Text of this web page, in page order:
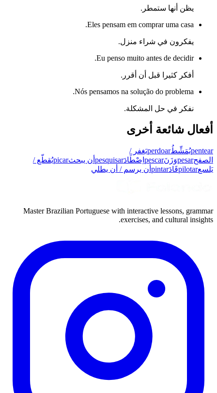
يظن أنها ستمطر.
Eles pensam em comprar uma casa.
يفكرون في شراء منزل.
Eu penso muito antes de decidir.
أفكر كثيرا قبل أن أقرر.
Nós pensamos na solução do problema.
نفكر في حل المشكلة.
أفعال شائعة أخرى
pentearيُمَشِّطُperdoarيَغفر /
الصفحpesarوَزَنَpescar اِصْطَادَpesquisar أن يبحثpicarيُقطّع /
يَلسعpilotarقَادَpintar أن يرسم / أن يطلي
Master Brazilian Portuguese with interactive lessons, grammar
exercises, and cultural insights.